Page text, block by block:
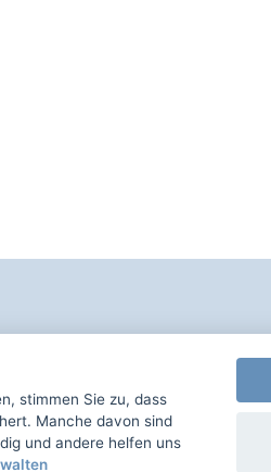
stimmen Sie zu, dass
Manche davon sind
und andere helfen uns